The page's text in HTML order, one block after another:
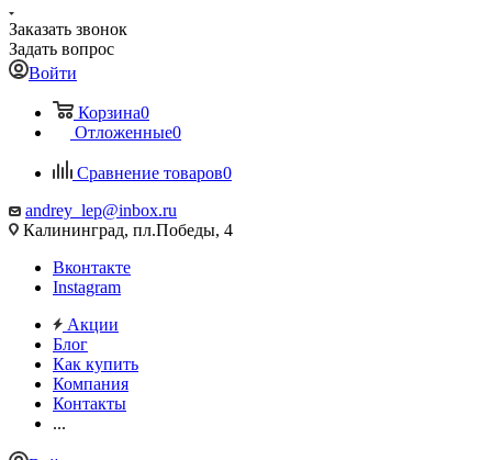
Заказать звонок
Задать вопрос
Войти
Корзина0
Отложенные0
Сравнение товаров0
andrey_lep@inbox.ru
Калининград, пл.Победы, 4
Вконтакте
Instagram
Акции
Блог
Как купить
Компания
Контакты
...